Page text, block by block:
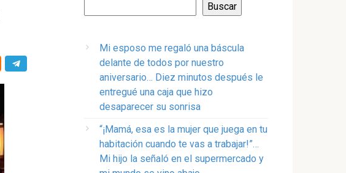
Buscar
Mi esposo me regaló una báscula
delante de todos por nuestro
aniversario… Diez minutos después le
entregué una caja que hizo
desaparecer su sonrisa
“¡Mamá, esa es la mujer que juega en tu
habitación cuando te vas a trabajar!”…
Mi hijo la señaló en el supermercado y